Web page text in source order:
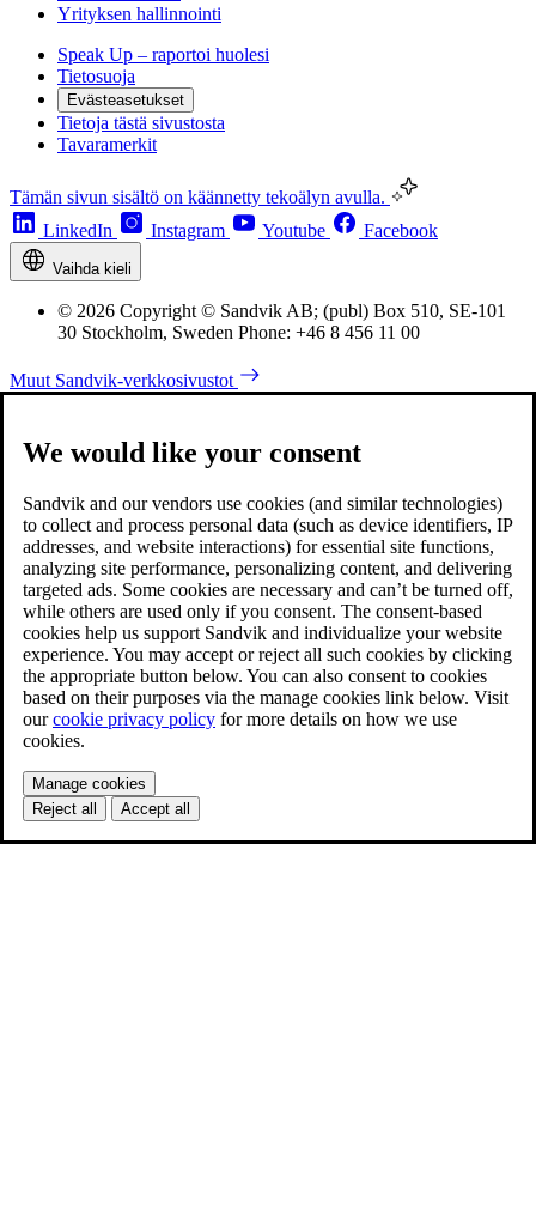
Yrityksen hallinnointi
Speak Up – raportoi huolesi
Tietosuoja
Evästeasetukset
Tietoja tästä sivustosta
Tavaramerkit
Tämän sivun sisältö on käännetty tekoälyn avulla.
LinkedIn
Instagram Youtube Facebook
Vaihda kieli
© 2026 Copyright © Sandvik AB; (publ) Box 510, SE-101
30 Stockholm, Sweden Phone: +46 8 456 11 00
Muut Sandvik-verkkosivustot
We would like your consent
Sandvik and our vendors use cookies (and similar technologies)
to collect and process personal data (such as device identifiers, IP
addresses, and website interactions) for essential site functions,
analyzing site performance, personalizing content, and delivering
targeted ads. Some cookies are necessary and can’t be turned off,
while others are used only if you consent. The consent-based
cookies help us support Sandvik and individualize your website
experience. You may accept or reject all such cookies by clicking
the appropriate button below. You can also consent to cookies
based on their purposes via the manage cookies link below. Visit
ourcookie privacy policy for more details on how we use
cookies.
Manage cookies
Reject all
Accept all